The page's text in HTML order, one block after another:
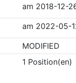
am 2018-12-
am 2022-05-
MODIFIED
1 Position(en)